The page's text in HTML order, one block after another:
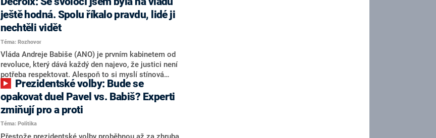
hlava státu Petr Pavel. Daleko za ním pak bookmakeři
zmiňují dva výrazné politiky ANO, tedy premiéra
Andreje Babiše a ministra průmyslu Karla Havlíčka.
Oblíbeným tipem samotných sázkařů je poslanec za
Motoristy Filip Turek. Politolog Jan Kubáček nicméně
o případné kandidatuře kohokoliv ze zmíněné trojice
značně pochybuje. Podle něj současná koalice dosud
nemá osobu, která by Pavlovi mohla konkurovat.
ještě hodná. Spolu říkalo pravdu, lidé ji
nechtěli vidět
Téma: Rozhovor
Vláda Andreje Babiše (ANO) je prvním kabinetem od
revoluce, který dává každý den najevo, že justici není
potřeba respektovat. Alespoň to si myslí stínová
ministryně spravedlnosti ODS Eva Decroix. V
rozhovoru pro CNN Prima NEWS si nebrala servítky
ohledně politického výkonu svého nástupce Jeronýma
Tejce (za ANO) či vládní zmocněnkyně pro lidská
práva Taťány Malé (ANO). Označením „svoloč“ na
adresu vlády prý byla ještě hodná. Decroix se také
opakovat duel Pavel vs. Babiš? Experti
zmiňují pro a proti
Téma: Politika